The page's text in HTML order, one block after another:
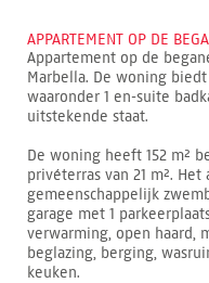
APPARTEMENT OP DE
Appartement op de
Marbella. De woning biedt
waaronder 1 en-suite
uitstekende staat.
De woning heeft 152 m²
privéterras van 21 m².
gemeenschappelijk
garage met 1
verwarming, open haard,
beglazing, berging,
keuken.